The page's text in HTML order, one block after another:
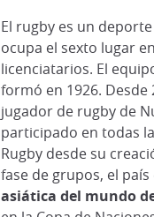
El rugby es un
ocupa el sexto lugar
licenciatarios. El
formó en 1926.
jugador de rugby de
participado en todas
Rugby desde su
fase de grupos, el
asiática del mundo